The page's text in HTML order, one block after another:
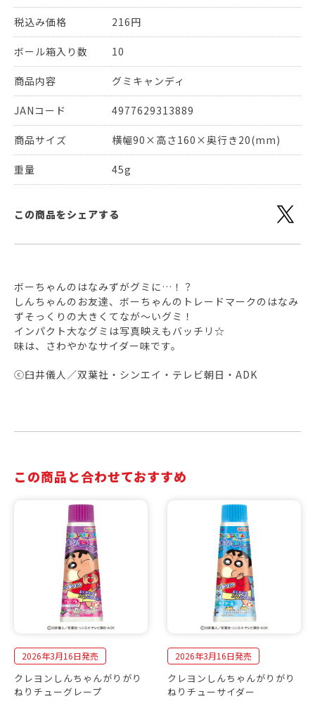
税込み価格 216円
ボール箱入り数 10
商品内容 グミキャンディ
JANコード 4977629313889
商品サイズ 横幅90×高さ160×奥行き20(mm)
重量 45g
この商品をシェアする
ボーちゃんのはなみずがグミに…！？
しんちゃんのお友達、ボーちゃんのトレードマークのはなみ
ずそっくりの大きくてなが～いグミ！
インパクト大なグミは写真映えもバッチリ☆
味は、さわやかなサイダー味です。
ⓒ臼井儀人／双葉社・シンエイ・テレビ朝日・ADK
この商品と合わせておすすめ
2026年3月16日発売
クレヨンしんちゃんがりがり
ねりチューグレープ
2026年3月16日発売
クレヨンしんちゃんがりがり
ねりチューサイダー